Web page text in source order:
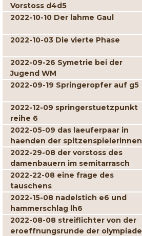
Vorstoss d4d5
2022-10-10 Der lahme Gaul
2022-10-03 Die vierte Phase
2022-09-26 Symetrie bei der
Jugend WM
2022-09-19 Springeropfer auf g5
2022-12-09 springerstuetzpunkt
reihe 6
2022-05-09 das laeuferpaar in
haenden der spitzenspielerinnen
2022-29-08 der vorstoss des
damenbauern im semitarrasch
2022-22-08 eine frage des
tauschens
2022-15-08 nadelstich e6 und
hammerschlag lh6
2022-08-08 streiflichter von der
eroeffnungsrunde der olympiade